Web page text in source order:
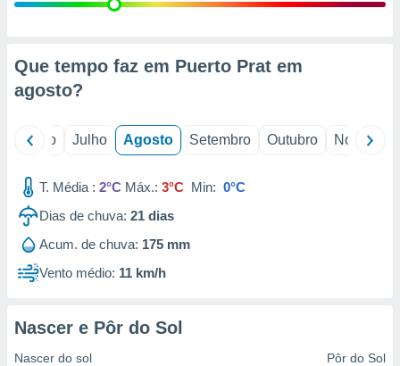
através
estudos
1199
Que tempo faz em Puerto Prat em
agosto?
Junho Julho Agosto Setembro Outubro Novembro
T. Média : 2°C Máx.: 3°C Min: 0°C
Dias de chuva: 21 dias
Acum. de chuva: 175 mm
Vento médio: 11 km/h
Nascer e Pôr do Sol
Nascer do sol Pôr do Sol